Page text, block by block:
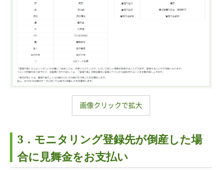
画像クリックで拡大
3．モニタリング登録先が倒産した場
合に見舞金をお支払い